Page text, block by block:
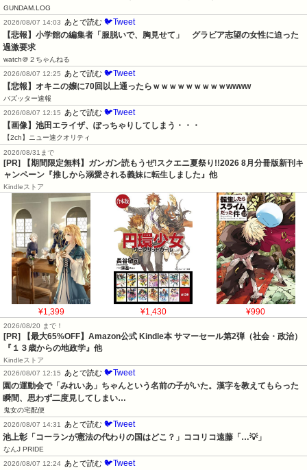
GUNDAM.LOG
2026/08/07 14:03
あとで読む 🐦Tweet
【悲報】小学館の編集者「服脱いで、胸見せて」　グラビア志望の女性に迫った
過激要求
watch＠２ちゃんねる
2026/08/07 12:25
あとで読む 🐦Tweet
【悲報】オキニの嬢に70回以上通ったらｗｗｗｗｗｗｗｗｗwwww
バズッター速報
2026/08/07 12:15
あとで読む 🐦Tweet
【画像】池田エライザ、ぽっちゃりしてしまう・・・
【2ch】ニュー速クオリティ
2026/08/31まで
[PR] 【期間限定無料】ガンガン読もうぜ!スクエニ夏祭り!!2026 8月分冊版新刊キ
ャンペーン『推しから溺愛される義妹に転生しました』他
Kindleストア
¥1,399 ¥1,430 ¥990
2026/08/20 まで！
[PR]
【最大65%OFF】Amazon公式 Kindle本 サマーセール第2弾（社会・政治）
『１３歳からの地政学』他
Kindleストア
2026/08/07 12:15
あとで読む 🐦Tweet
園の運動会で「みれいあ」ちゃんという名前の子がいた。漢字を教えてもらった
瞬間、思わず二度見してしまい…
鬼女の宅配便
2026/08/07 14:31
あとで読む 🐦Tweet
池上彰「コーランが憲法の代わりの国はどこ？」ココリコ遠藤「…💡」
なんJ PRIDE
2026/08/07 12:24 あとで読む 🐦Tweet